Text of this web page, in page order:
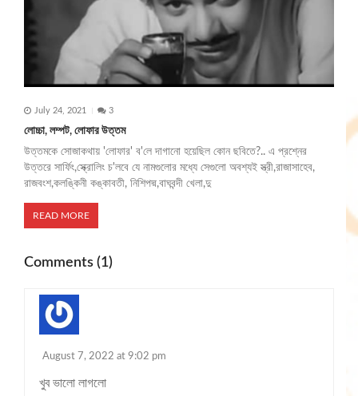
July 24, 2021 3
লোচ্চা, লম্পট, লোফার উত্তম
উত্তমকে সোজাকথায় 'লোফার' ব'লে দাগানো হয়েছিল কোন ছবিতে?.. এ প্রশ্নের
উত্তরে সার্ফিং,স্ক্রোলিং চ'লবে যে নামগুলোর মধ্যে সেগুলো অবশ্যই স্ত্রী,রাজাসাহেব,
রাজবংশ,কলঙ্কিনী কঙ্কাবতী, নিশিপদ্ম,বাঘবন্দী খেলা,দু
READ MORE
Comments (1)
August 7, 2022 at 9:02 pm
খুব ভালো লাগলো